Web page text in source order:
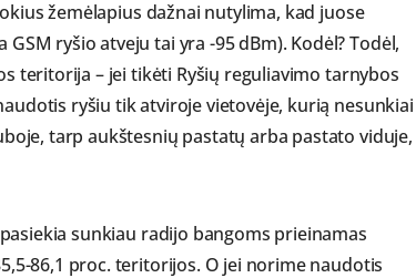
žemėlapius dažnai nutylima, kad juose
ryšio atveju tai yra -95 dBm). Kodėl? Todėl,
teritorija – jei tikėti Ryšių reguliavimo tarnybos
ryšiu tik atviroje vietovėje, kurią nesunkiai
tarp aukštesnių pastatų arba pastato viduje,
sunkiau radijo bangoms prieinamas
86,1 proc. teritorijos. O jei norime naudotis